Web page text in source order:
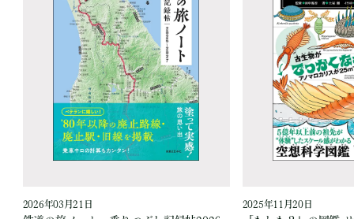
2026年03月21日 2025年11月20日